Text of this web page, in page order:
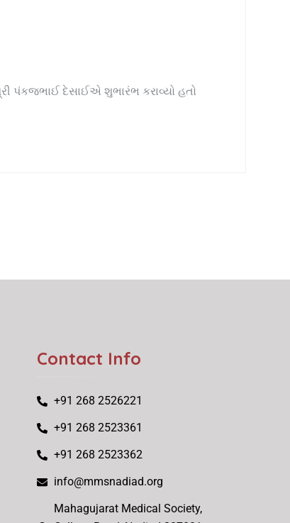
પંકજભાઈ દેસાઈએ શુભારંભ કરાવ્યો હતો
Contact Info
+91 268 2526221
+91 268 2523361
+91 268 2523362
info@mmsnadiad.org
Mahagujarat Medical Society,